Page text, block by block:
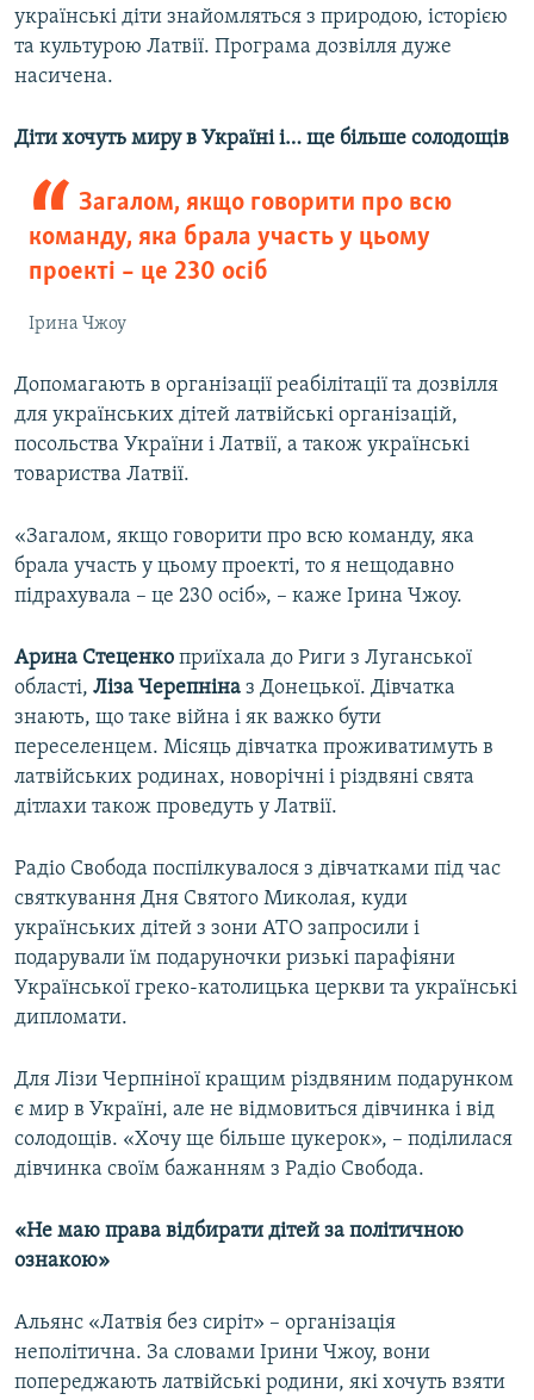
українські діти знайомляться з природою, історією
та культурою Латвії. Програма дозвілля дуже
насичена.
Діти хочуть миру в Україні і… ще більше солодощів
Загалом, якщо говорити про всю
команду, яка брала участь у цьому
проекті – це 230 осіб
Ірина Чжоу
Допомагають в організації реабілітації та дозвілля
для українських дітей латвійські організацій,
посольства України і Латвії, а також українські
товариства Латвії.
«Загалом, якщо говорити про всю команду, яка
брала участь у цьому проекті, то я нещодавно
підрахувала – це 230 осіб», – каже Ірина Чжоу.
Арина Стеценко приїхала до Риги з Луганської
області, Ліза Черепніна з Донецької. Дівчатка
знають, що таке війна і як важко бути
переселенцем. Місяць дівчатка проживатимуть в
латвійських родинах, новорічні і різдвяні свята
дітлахи також проведуть у Латвії.
Радіо Свобода поспілкувалося з дівчатками під час
святкування Дня Святого Миколая, куди
українських дітей з зони АТО запросили і
подарували їм подаруночки ризькі парафіяни
Української греко-католицька церкви та українські
дипломати.
Для Лізи Черпніної кращим різдвяним подарунком
є мир в Україні, але не відмовиться дівчинка і від
солодощів. «Хочу ще більше цукерок», – поділилася
дівчинка своїм бажанням з Радіо Свобода.
«Не маю права відбирати дітей за політичною
ознакою»
Альянс «Латвія без сиріт» – організація
неполітична. За словами Ірини Чжоу, вони
попереджають латвійські родини, які хочуть взяти